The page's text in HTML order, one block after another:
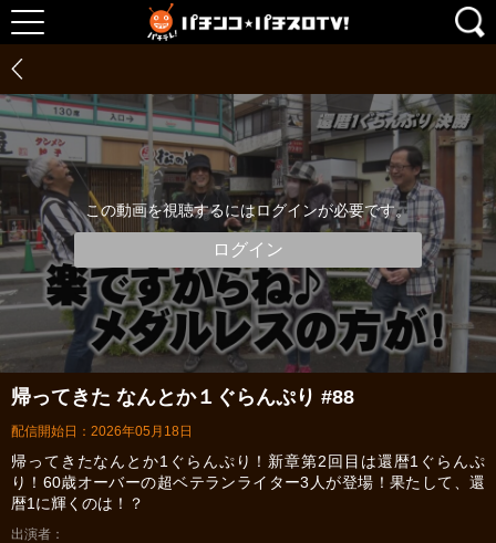
この動画を視聴するにはログインが必要です。
ログイン
帰ってきた なんとか１ぐらんぷり #88
配信開始日：2026年05月18日
帰ってきたなんとか1ぐらんぷり！新章第2回目は還暦1ぐらんぷ
り！60歳オーバーの超ベテランライター3人が登場！果たして、還
暦1に輝くのは！？
出演者